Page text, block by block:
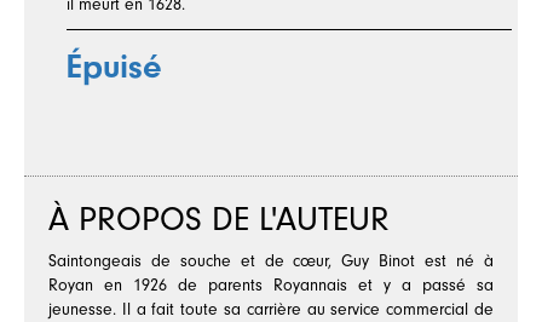
il meurt en 1628.
Épuisé
À PROPOS DE L'AUTEUR
Saintongeais de souche et de cœur, Guy Binot est né à
Royan en 1926 de parents Royannais et y a passé sa
jeunesse. Il a fait toute sa carrière au service commercial de